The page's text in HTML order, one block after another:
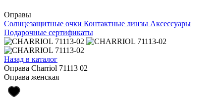
Оправы
Солнцезащитные очки Контактные линзы Аксессуары
Подарочные сертификаты
Назад в каталог
Оправа Charriol 71113 02
Оправа женская